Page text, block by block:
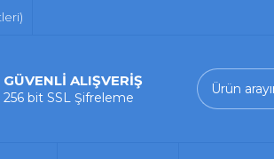
GÜVENLİ ALIŞVERİŞ
256 bit SSL Şifreleme